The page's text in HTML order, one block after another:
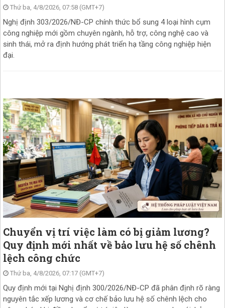
Thứ ba, 4/8/2026, 07:58 (GMT+7)
Nghị định 303/2026/NĐ-CP chính thức bổ sung 4 loại hình cụm
công nghiệp mới gồm chuyên ngành, hỗ trợ, công nghệ cao và
sinh thái, mở ra định hướng phát triển hạ tầng công nghiệp hiện
đại.
Chuyển vị trí việc làm có bị giảm lương?
Quy định mới nhất về bảo lưu hệ số chênh
lệch công chức
Thứ ba, 4/8/2026, 07:17 (GMT+7)
Quy định mới tại Nghị định 300/2026/NĐ-CP đã phân định rõ ràng
nguyên tắc xếp lương và cơ chế bảo lưu hệ số chênh lệch cho